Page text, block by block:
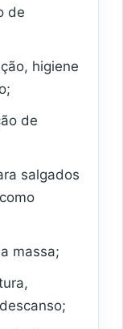
de
higiene
de
salgados
massa;